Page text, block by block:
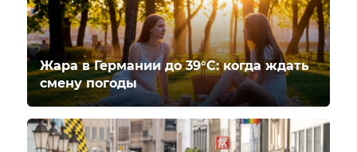
Жара в Германии до 39°C: когда ждать
смену погоды